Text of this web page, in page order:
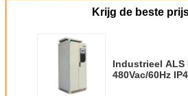
Krijg de beste
Industrieel ALS
480Vac/60Hz